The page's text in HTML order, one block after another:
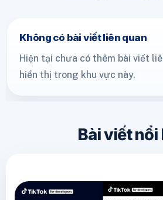
Không có bài viết liên quan
Hiện tại chưa có thêm bài viết
hiển thị trong khu vực này.
Bài viết nổi